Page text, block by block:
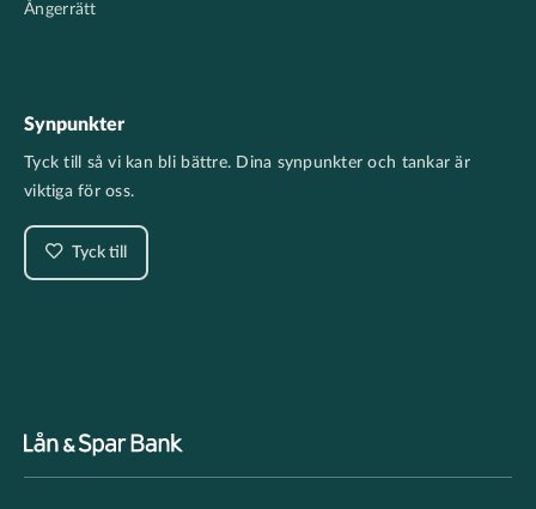
Ångerrätt
Synpunkter
Tyck till så vi kan bli bättre. Dina synpunkter och tankar är
viktiga för oss.
Tyck till